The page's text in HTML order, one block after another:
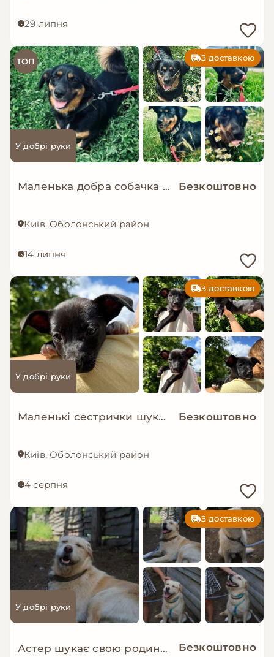
29 липня
ТОП З доставкою
У добрі руки
Маленька добра собачка мріє знову стати домашньою! Безкоштовно
Київ, Оболонський район
14 липня
З доставкою
У добрі руки
Маленькі сестрички шукають дім! Безкоштовно
Київ, Оболонський район
4 серпня
З доставкою
У добрі руки
Астер шукає свою родину. ❤️ Безкоштовно